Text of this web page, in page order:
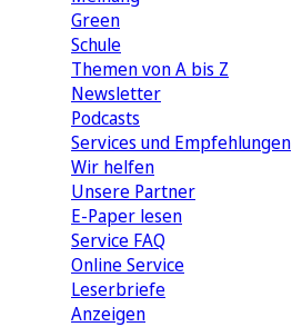
Green
Schule
Themen von A bis Z
Newsletter
Podcasts
Services und Empfehlungen
Wir helfen
Unsere Partner
E-Paper lesen
Service FAQ
Online Service
Leserbriefe
Anzeigen